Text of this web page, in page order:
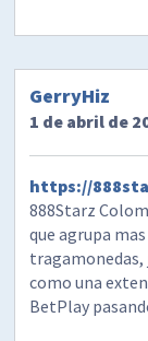
GerryHiz
1 de abril de
https://
888Starz
que agrupa
tragamonedas,
como una
BetPlay